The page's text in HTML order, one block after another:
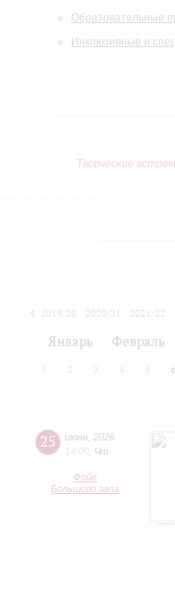
Образовательные
Инклюзивные и
Творческие
2019/20 2020/21 2021/22
Январь Февраль
2 3 4 5 6
25 июня 2026
14:00 Чт
Фойе
Большого зала